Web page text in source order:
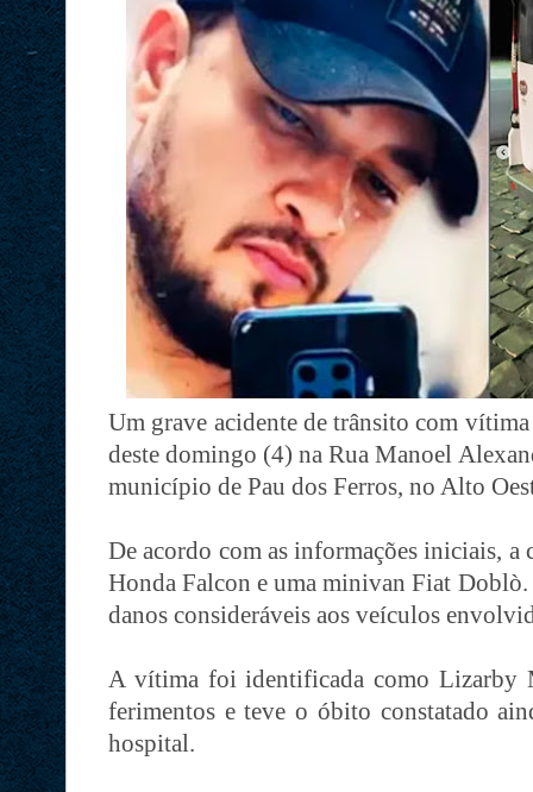
Um grave acidente de trânsito com
deste domingo (4) na Rua Manoel
município de Pau dos Ferros, no Alto
De acordo com as informações iniciais,
Honda Falcon e uma minivan Fiat
danos consideráveis aos veículos
A vítima foi identificada como Lizarby
ferimentos e teve o óbito constatado
hospital.